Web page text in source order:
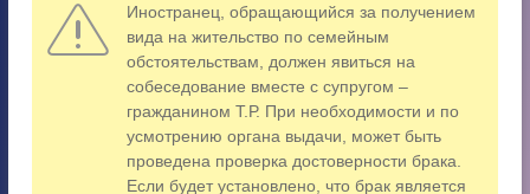
Иностранец, обращающийся за получением
вида на жительство по семейным
обстоятельствам, должен явиться на
собеседование вместе с супругом –
гражданином Т.Р. При необходимости и по
усмотрению органа выдачи, может быть
проведена проверка достоверности брака.
Если будет установлено, что брак является